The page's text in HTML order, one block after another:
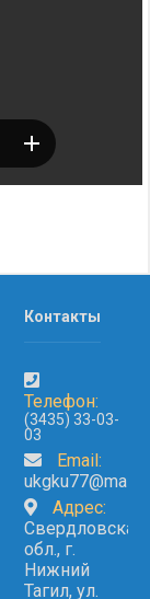
Контакты
Телефон:
(3435) 33-03-
03
Email:
Адрес:
Свердловская
обл., г.
Нижний
Тагил, ул.